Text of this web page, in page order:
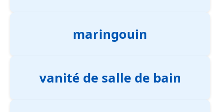
maringouin
vanité de salle de bain